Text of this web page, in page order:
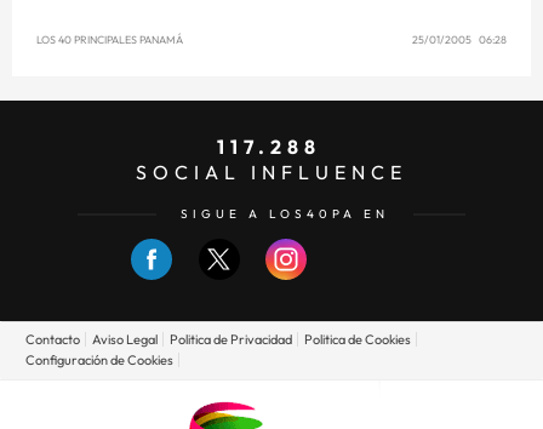
LOS 40 PRINCIPALES PANAMÁ 25/01/2005 06:28
117.288
SOCIAL INFLUENCE
SIGUE A LOS40PA EN
Contacto Aviso Legal Politica de Privacidad
Politica de Cookies
Configuración de Cookies